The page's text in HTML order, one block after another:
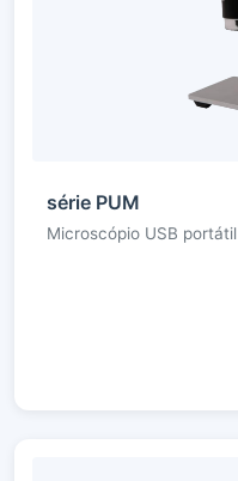
série PUM
Microscópio USB portátil